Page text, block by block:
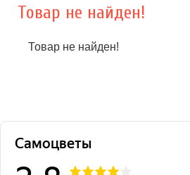
Товар не найден!
Товар не найден!